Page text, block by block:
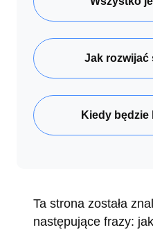
Jak rozwijać
Kiedy będzie
Ta strona została
następujące frazy: